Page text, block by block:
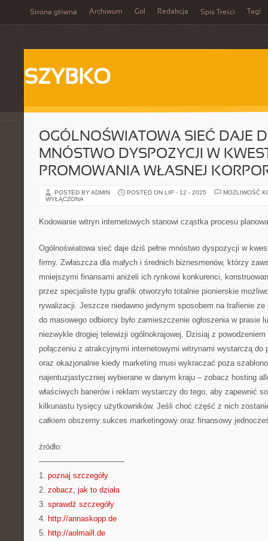
Strona główna Archiwum Gol Redakcja Spis Treści Tagi
SZYBKO
OGÓLNOŚWIATOWA SIEĆ DAJE
MNÓSTWO DYSPOZYCJI W
PROMOWANIA WŁASNEJ
POSTED BY ADMIN POSTED ON LIP - 12 - 2025
MOŻLIWOŚĆ
WYŁĄCZONA
Kodowanie witryn internetowych stanowi cząstka procesu
Ogólnoświatowa sieć daje dziś pełne mnóstwo dyspozycji w
firmy. Zwłaszcza dla małych i średnich biznesmenów, którzy
mniejszymi finansami aniżeli ich rynkowi konkurenci,
przez specjaliste typu grafik otworzyło totalnie pionierskie
rywalizacji. Jeszcze niedawno jedynym sposobem na trafienie
do masowego odbiorcy było zamieszczenie ogłoszenia w prasie
niezwykle drogiej telewizji ogólnokrajowej. Dzisiaj z
połączeniu z atrakcyjnymi internetowymi witrynami wystarczą do
oraz okazjonalnie kiedy marketing musi wykraczać poza
najentuzjastyczniej wybierane w danym kraju – zobacz hosting
właściwych banerów i reklam wystarczy do tego, aby zapewnić
kilkunastu tysięcy użytkowników. Jeśli choć część z nich
całkiem obszerny sukces marketingowy oraz finansowy
źródło:
———————————
1. poznaj szczegóły
2. zobacz, jak to działa
3. sprawdź szczegóły
4. http://annaskopp.de
5. http://aolmaill.de